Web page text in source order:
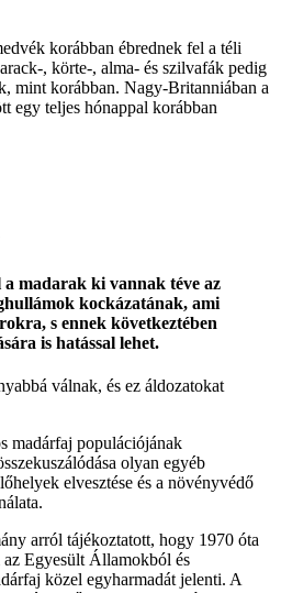
korábban ébrednek fel a téli
, körte-, alma- és szilvafák pedig
mint korábban. Nagy-Britanniában a
egy teljes hónappal korábban
a madarak ki vannak téve az
kockázatának, ami
s ennek következtében
is hatással lehet.
válnak, és ez áldozatokat
madárfaj populációjának
olyan egyéb
elvesztése és a növényvédő
arról tájékoztatott, hogy 1970 óta
Egyesült Államokból és
közel egyharmadát jelenti. A